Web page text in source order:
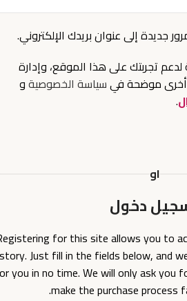
جديدة إلى عنوان بريدك الإلكتروني.
تجربتك على هذا الموقع، وإدارة
أخرى موضحة فيسياسة الخصوصيةو
.
او
دخول
for this site allows you to
Just fill in the fields below, and
you in no time. We will only ask you
make the purchase process